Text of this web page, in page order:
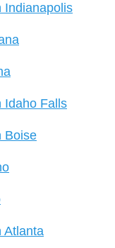
Indianapolis
Idaho Falls
Boise
Atlanta